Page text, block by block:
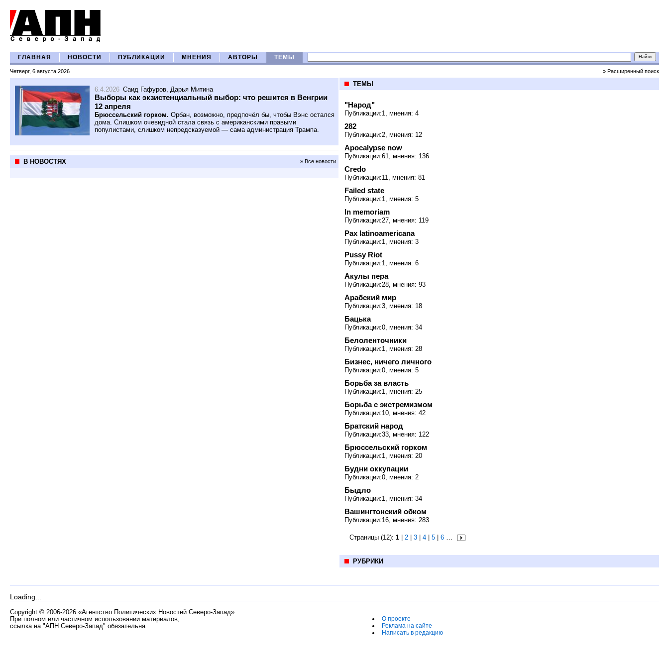
ГЛАВНАЯ НОВОСТИ ПУБЛИКАЦИИ МНЕНИЯ АВТОРЫ ТЕМЫ
Четверг, 6 августа 2026 » Расширенный поиск
6.4.2026 Саид Гафуров, Дарья Митина
Выборы как экзистенциальный выбор: что решится в Венгрии
12 апреля
Брюссельский горком. Орбан, возможно, предпочёл бы, чтобы Вэнс остался
дома. Слишком очевидной стала связь с американскими правыми
популистами, слишком непредсказуемой — сама администрация Трампа.
В НОВОСТЯХ » Все новости
ТЕМЫ
"Народ"
Публикации:1, мнения: 4
282
Публикации:2, мнения: 12
Apocalypse now
Публикации:61, мнения: 136
Credo
Публикации:11, мнения: 81
Failed state
Публикации:1, мнения: 5
In memoriam
Публикации:27, мнения: 119
Pax latinoamericana
Публикации:1, мнения: 3
Pussy Riot
Публикации:1, мнения: 6
Акулы пера
Публикации:28, мнения: 93
Арабский мир
Публикации:3, мнения: 18
Бацька
Публикации:0, мнения: 34
Белоленточники
Публикации:1, мнения: 28
Бизнес, ничего личного
Публикации:0, мнения: 5
Борьба за власть
Публикации:1, мнения: 25
Борьба с экстремизмом
Публикации:10, мнения: 42
Братский народ
Публикации:33, мнения: 122
Брюссельский горком
Публикации:1, мнения: 20
Будни оккупации
Публикации:0, мнения: 2
Быдло
Публикации:1, мнения: 34
Вашингтонский обком
Публикации:16, мнения: 283
Страницы (12): 1 2 3 4 5 6 …
РУБРИКИ
Loading...
Copyright © 2006-2026 «Агентство Политических Новостей Северо-Запад»
При полном или частичном использовании материалов,
ссылка на "АПН Северо-Запад" обязательна
О проекте
Реклама на сайте
Написать в редакцию